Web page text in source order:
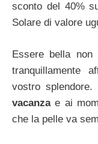
sconto del 40%
Solare di valore
Essere bella
tranquillamente
vostro
vacanzae ai
che la pelle va